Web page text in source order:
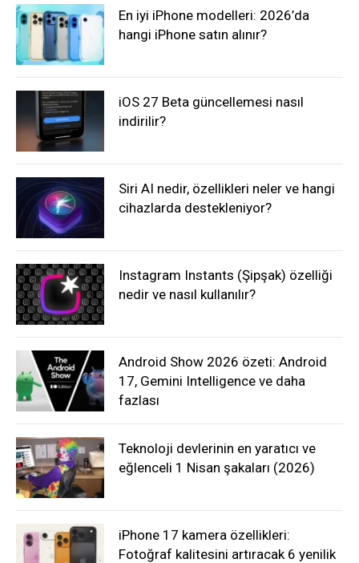
En iyi iPhone modelleri: 2026’da
hangi iPhone satın alınır?
iOS 27 Beta güncellemesi nasıl
indirilir?
Siri AI nedir, özellikleri neler ve hangi
cihazlarda destekleniyor?
Instagram Instants (Şipşak) özelliği
nedir ve nasıl kullanılır?
Android Show 2026 özeti: Android
17, Gemini Intelligence ve daha
fazlası
Teknoloji devlerinin en yaratıcı ve
eğlenceli 1 Nisan şakaları (2026)
iPhone 17 kamera özellikleri:
Fotoğraf kalitesini artıracak 6 yenilik